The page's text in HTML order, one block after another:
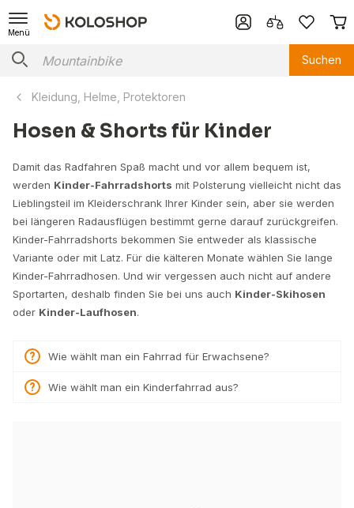
Menü
Suchen
Kleidung, Helme, Protektoren
Hosen & Shorts für Kinder
Damit das Radfahren Spaß macht und vor allem bequem ist,
werden Kinder-Fahrradshorts mit Polsterung vielleicht nicht das
Lieblingsteil im Kleiderschrank Ihrer Kinder sein, aber sie werden
bei längeren Radausflügen bestimmt gerne darauf zurückgreifen.
Kinder-Fahrradshorts bekommen Sie entweder als klassische
Variante oder mit Latz. Für die kälteren Monate wählen Sie lange
Kinder-Fahrradhosen. Und wir vergessen auch nicht auf andere
Sportarten, deshalb finden Sie bei uns auch Kinder-Skihosen
oder Kinder-Laufhosen.
Wie wählt man ein Fahrrad für Erwachsene?
Wie wählt man ein Kinderfahrrad aus?